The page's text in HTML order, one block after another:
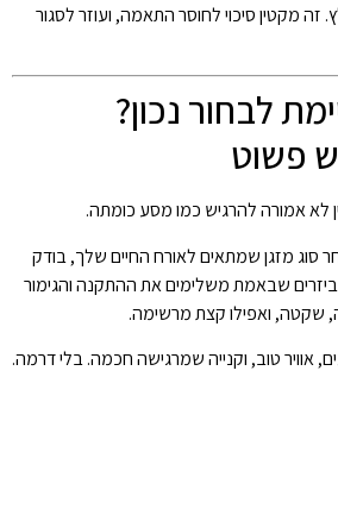
זה מקטין סיכוי לחוסר התאמה, ועוזר לסגור
לבחור נכון?
פשוט
לא אמורה להרגיש כמו מסע כומתה.
סוג מזגן שמתאים לאורח החיים שלך, בודק
אביזרים שבאמת משלימים את ההתקנה והגימור
שקטה, ואפילו קצת מרשימה.
אוויר טוב, וקנייה שמרגישה חכמה. בלי דרמה.